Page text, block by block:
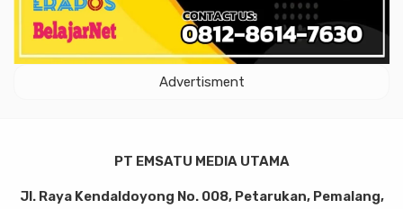
Advertisment
PT EMSATU MEDIA UTAMA
Jl. Raya Kendaldoyong No. 008, Petarukan, Pemalang,